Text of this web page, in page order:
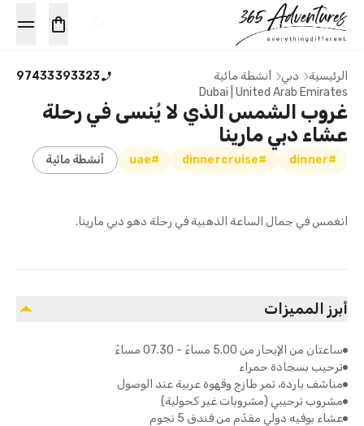
الرئيسية دبي أنشطة مائية
97433393323
Dubai | United Arab Emirates
غروب الشمس الذي لا يُنسى في رحلة
عشاء دبي مارينا
#dinner
#dinnercruise
#uae أنشطة مائية
انغمس في جمال الساعة الذهبية في رحلة دهو دبي مارينا.
أبرز المميزات
ساعتان من الإبحار من 5.00 مساءً - 07.30 مساءً
ترحيب بسجادة حمراء
مناشف باردة، تمر طازج وقهوة عربية عند الوصول
مشروب ترحيبي (مشروبات غير كحولية)
عشاء بوفيه دولي مقدّم من فندق 5 نجوم